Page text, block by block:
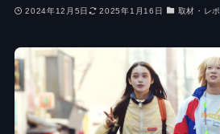
2024年12月5日 2025年1月16日 取材・レポ